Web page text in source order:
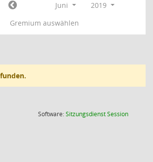
Juni
2019
Gremium auswählen
Software:SitzungsdienstSession(Wird in